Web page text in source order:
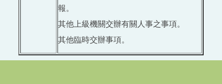
報。
其他上級機關交辦有關人事之事項。
其他臨時交辦事項。